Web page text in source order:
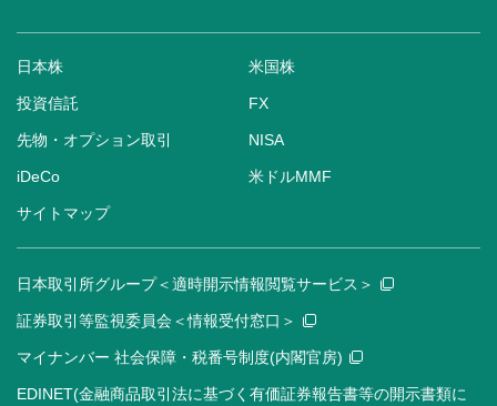
日本株 米国株
投資信託 FX
先物・オプション取引 NISA
iDeCo 米ドルMMF
サイトマップ
日本取引所グループ＜適時開示情報閲覧サービス＞
証券取引等監視委員会＜情報受付窓口＞
マイナンバー 社会保障・税番号制度(内閣官房)
EDINET(金融商品取引法に基づく有価証券報告書等の開示書類に